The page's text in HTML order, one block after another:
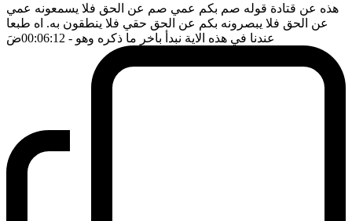
هذه عن قتادة قوله صم بكم عمي صم عن الحق فلا يسمعونه عمي
عن الحق فلا يبصرونه بكم عن الحق حقي فلا ينطقون به. اه طبعا
عندنا في هذه الاية نبدأ باخر ما ذكره وهو - 00:06:12 ضَ